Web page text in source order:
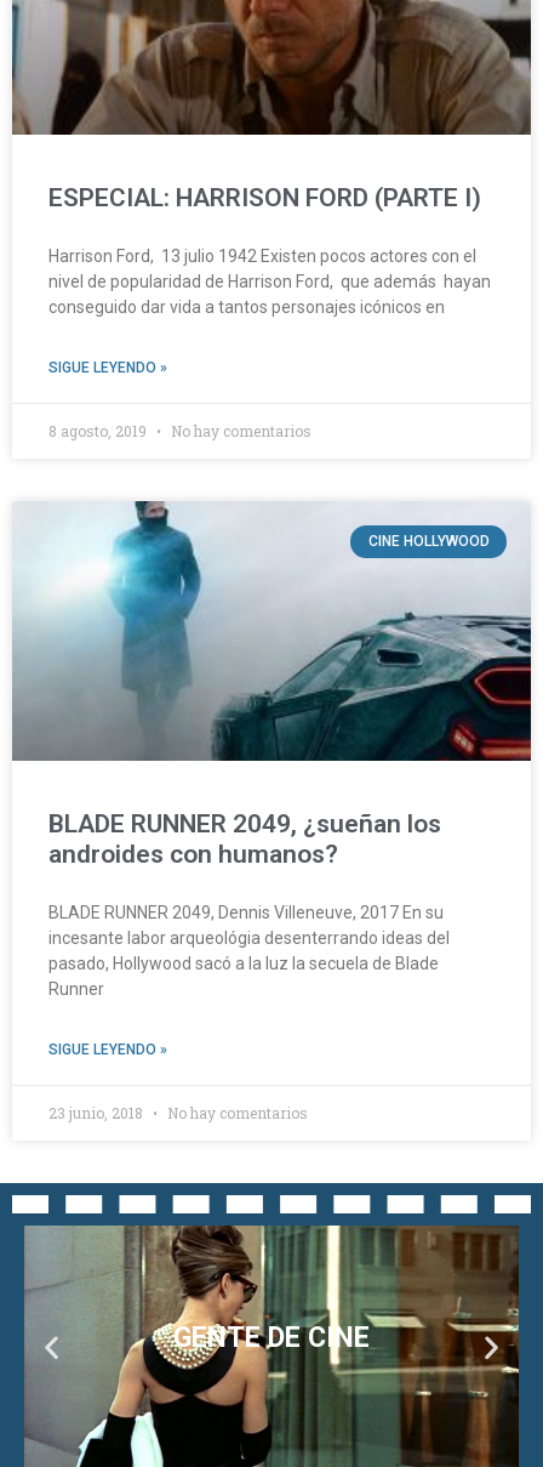
ESPECIAL: HARRISON FORD (PARTE I)
Harrison Ford, 13 julio 1942 Existen pocos actores con el
nivel de popularidad de Harrison Ford, que además hayan
conseguido dar vida a tantos personajes icónicos en
SIGUE LEYENDO »
8 agosto, 2019 No hay comentarios
CINE HOLLYWOOD
BLADE RUNNER 2049, ¿sueñan los
androides con humanos?
BLADE RUNNER 2049, Dennis Villeneuve, 2017 En su
incesante labor arqueológia desenterrando ideas del
pasado, Hollywood sacó a la luz la secuela de Blade
Runner
SIGUE LEYENDO »
23 junio, 2018 No hay comentarios
GENTE DE CINE